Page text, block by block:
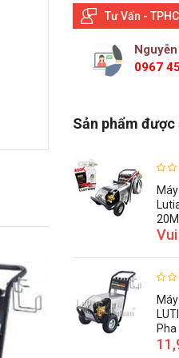
Tư Vấn -
0967
Sản phẩm
Pha